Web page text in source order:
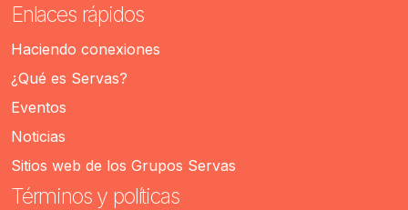
Enlaces rápidos
Haciendo conexiones
¿Qué es Servas?
Eventos
Noticias
Sitios web de los Grupos Servas
Términos y políticas